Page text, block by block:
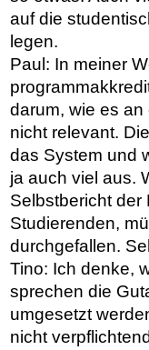
auf die
legen.
Paul: In meiner
darum, wie es
nicht relevant.
das System und
ja auch viel aus.
Selbstbericht
Studierenden,
durchgefallen.
Tino: Ich denke,
sprechen die
umgesetzt
nicht